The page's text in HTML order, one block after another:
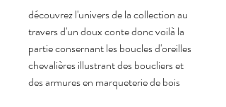
découvrez l'univers de la collection au
travers d'un doux conte donc voilà la
partie consernant les boucles d'oreilles
chevalières illustrant des boucliers et
des armures en marqueterie de bois